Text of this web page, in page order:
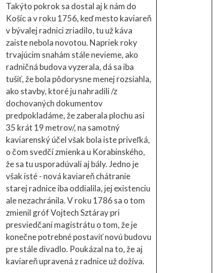
Takýto pokrok sa dostal aj k nám do
Košíc a v roku 1756, keď mesto kaviareň
v bývalej radnici zriadilo, tu už káva
zaiste nebola novotou. Napriek roky
trvajúcim snahám stále nevieme, ako
radničná budova vyzerala, dá sa iba
tušiť, že bola pôdorysne menej rozsiahla,
ako stavby, ktoré ju nahradili /z
dochovaných dokumentov
predpokladáme, že zaberala plochu asi
35 krát 19 metrov/, na samotný
kaviarenský účel však bola iste priveľká,
o čom svedčí zmienka u Korabinského,
že sa tu usporadúvali aj bály. Jedno je
však isté - nová kaviareň chátranie
starej radnice iba oddialila, jej existenciu
ale nezachránila. V roku 1786 sa o tom
zmienil gróf Vojtech Sztáray pri
presviedčaní magistrátu o tom, že je
konečne potrebné postaviť novú budovu
pre stále divadlo. Poukázal na to, že aj
kaviareň upravená z radnice už dožíva.